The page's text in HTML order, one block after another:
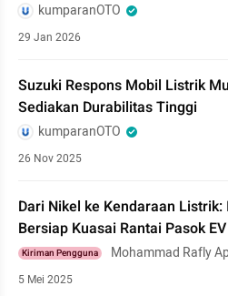
kumparanOTO
29 Jan 2026
Suzuki Respons Mobil Listrik
Sediakan Durabilitas Tinggi
kumparanOTO
26 Nov 2025
Dari Nikel ke Kendaraan Listrik:
Bersiap Kuasai Rantai Pasok
Kiriman Pengguna
Mohammad Rafly
5 Mei 2025